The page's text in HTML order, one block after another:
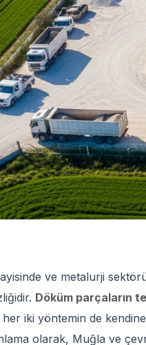
ve metalurji
Döküm parçaların
iki yöntemin de
olarak, Muğla ve